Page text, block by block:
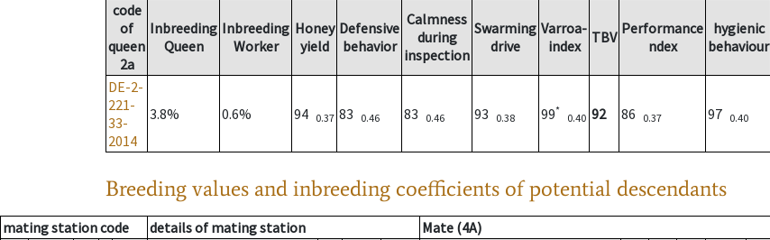
code
of
queen
2a
Inbreeding
Queen
Inbreeding
Worker
Honey
yield
Defensive
behavior
Calmness
during
inspection
Swarming
drive
Varroa-
index
TBV Performance
ndex
hygienic
behaviour
DE-2-
221-
33-
2014
3.8% 0.6% 94 0.37 83 0.46 83 0.46 93 0.38 99*
0.40 92 86 0.37 97 0.40
Breeding values and inbreeding coefficients of potential descendants
mating station code details of mating station Mate (4A)